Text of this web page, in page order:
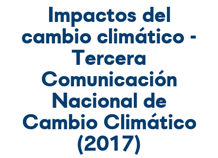
Impactos del
cambio climático -
Tercera
Comunicación
Nacional de
Cambio Climático
(2017)